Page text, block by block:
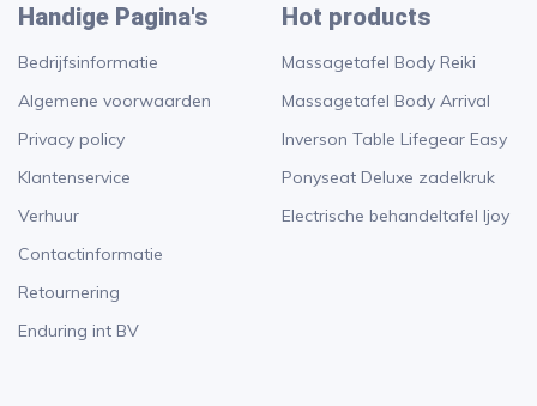
Handige Pagina's
Bedrijfsinformatie
Algemene voorwaarden
Privacy policy
Klantenservice
Verhuur
Contactinformatie
Retournering
Enduring int BV
Hot products
Massagetafel Body Reiki
Massagetafel Body Arrival
Inverson Table Lifegear Easy
Ponyseat Deluxe zadelkruk
Electrische behandeltafel Ijoy